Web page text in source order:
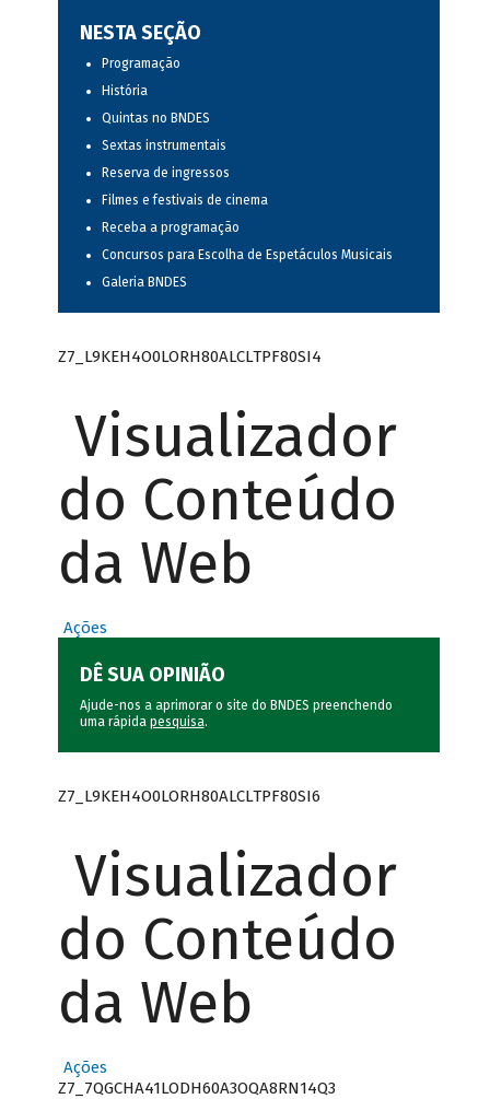
NESTA SEÇÃO
Programação
História
Quintas no BNDES
Sextas instrumentais
Reserva de ingressos
Filmes e festivais de cinema
Receba a programação
Concursos para Escolha de Espetáculos Musicais
Galeria BNDES
Z7_L9KEH4O0LORH80ALCLTPF80SI4
Visualizador
do Conteúdo
da Web
Ações
DÊ SUA OPINIÃO
Ajude-nos a aprimorar o site do BNDES preenchendo
uma rápida pesquisa.
Z7_L9KEH4O0LORH80ALCLTPF80SI6
Visualizador
do Conteúdo
da Web
Ações
Z7_7QGCHA41LODH60A3OQA8RN14Q3